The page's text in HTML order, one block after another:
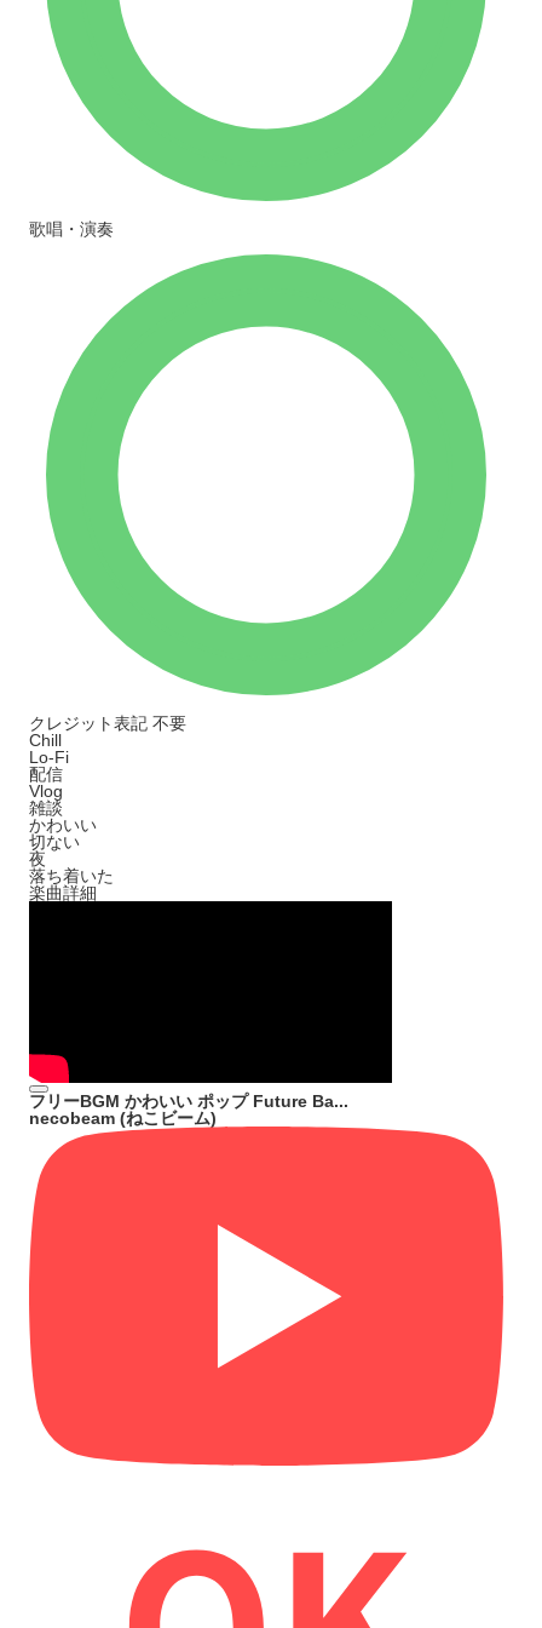
歌唱・演奏
クレジット表記 不要
Chill
Lo-Fi
配信
Vlog
雑談
かわいい
切ない
夜
落ち着いた
楽曲詳細
フリーBGM かわいい ポップ Future Ba...
necobeam (ねこビーム)